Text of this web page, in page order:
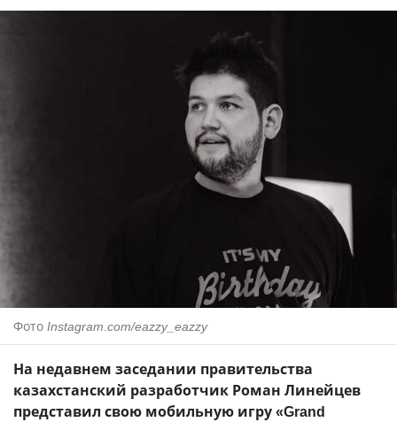
Фото Instagram.com/eazzy_eazzy
На недавнем заседании правительства
казахстанский разработчик Роман Линейцев
представил свою мобильную игру «Grand